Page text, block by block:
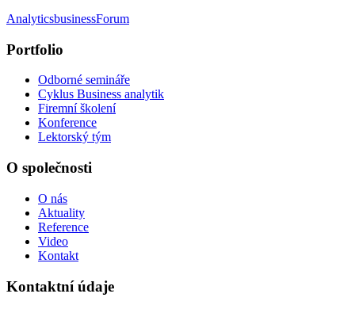
AnalyticsbusinessForum
Portfolio
Odborné semináře
Cyklus Business analytik
Firemní školení
Konference
Lektorský tým
O společnosti
O nás
Aktuality
Reference
Video
Kontakt
Kontaktní údaje